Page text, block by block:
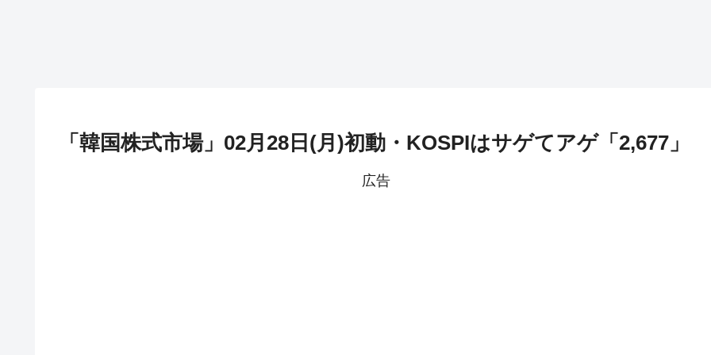
「韓国株式市場」02月28日(月)初動・KOSPIはサゲてアゲ「2,677」
広告